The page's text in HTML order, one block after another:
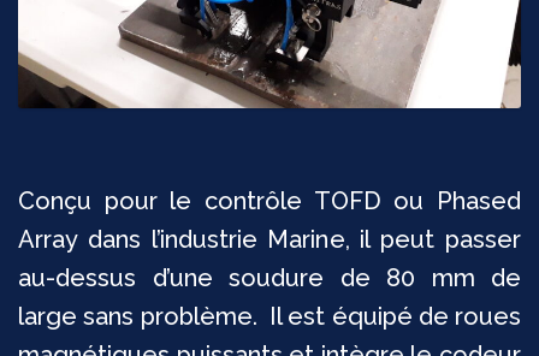
Conçu pour le contrôle TOFD ou Phased
Array dans l’industrie Marine, il peut passer
au-dessus d’une soudure de 80 mm de
large sans problème. Il est équipé de roues